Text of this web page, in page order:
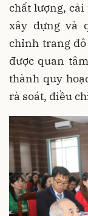
chất lượng,
xây dựng và
chỉnh trang
được quan
thành quy
rà soát, điều